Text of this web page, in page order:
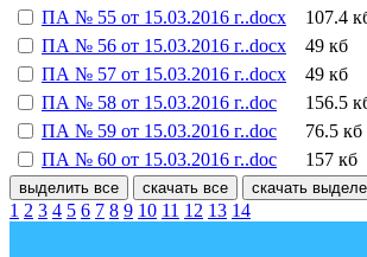
ПА № 55 от 15.03.2016 г..docx
107.4
ПА № 56 от 15.03.2016 г..docx
49 кб
ПА № 57 от 15.03.2016 г..docx
49 кб
ПА № 58 от 15.03.2016 г..doc
156.5
ПА № 59 от 15.03.2016 г..doc
76.5 кб
ПА № 60 от 15.03.2016 г..doc
157 кб
выделить все скачать все скачать
1 2 3 4 5 6 7 8 9 10 11 12 13 14